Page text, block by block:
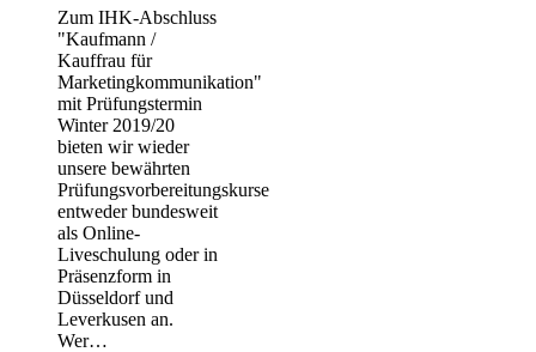
Zum IHK-Abschluss
"Kaufmann /
Kauffrau für
Marketingkommunikation"
mit Prüfungstermin
Winter 2019/20
bieten wir wieder
unsere bewährten
Prüfungsvorbereitungskurse
entweder bundesweit
als Online-
Liveschulung oder in
Präsenzform in
Düsseldorf und
Leverkusen an.
Wer…